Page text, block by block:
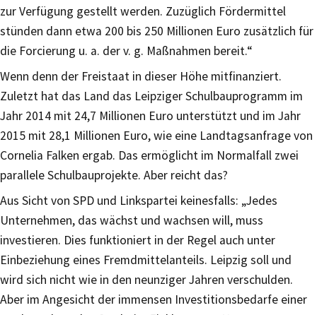
zur Verfügung gestellt werden. Zuzüglich Fördermittel
stünden dann etwa 200 bis 250 Millionen Euro zusätzlich für
die Forcierung u. a. der v. g. Maßnahmen bereit.“
Wenn denn der Freistaat in dieser Höhe mitfinanziert.
Zuletzt hat das Land das Leipziger Schulbauprogramm im
Jahr 2014 mit 24,7 Millionen Euro unterstützt und im Jahr
2015 mit 28,1 Millionen Euro, wie eine Landtagsanfrage von
Cornelia Falken ergab. Das ermöglicht im Normalfall zwei
parallele Schulbauprojekte. Aber reicht das?
Aus Sicht von SPD und Linkspartei keinesfalls: „Jedes
Unternehmen, das wächst und wachsen will, muss
investieren. Dies funktioniert in der Regel auch unter
Einbeziehung eines Fremdmittelanteils. Leipzig soll und
wird sich nicht wie in den neunziger Jahren verschulden.
Aber im Angesicht der immensen Investitionsbedarfe einer